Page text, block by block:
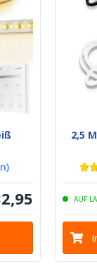
)
,95
2,5
AUF